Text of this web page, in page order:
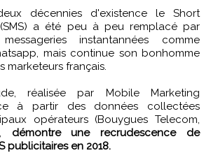
décennies d'existence le Short
(SMS) a été peu à peu remplacé par
instantannées comme
mais continue son bonhomme
marketeurs français.
réalisée par Mobile Marketing
à partir des données collectées
opérateurs (Bouygues Telecom,
démontre une recrudescence de
publicitaires en 2018.